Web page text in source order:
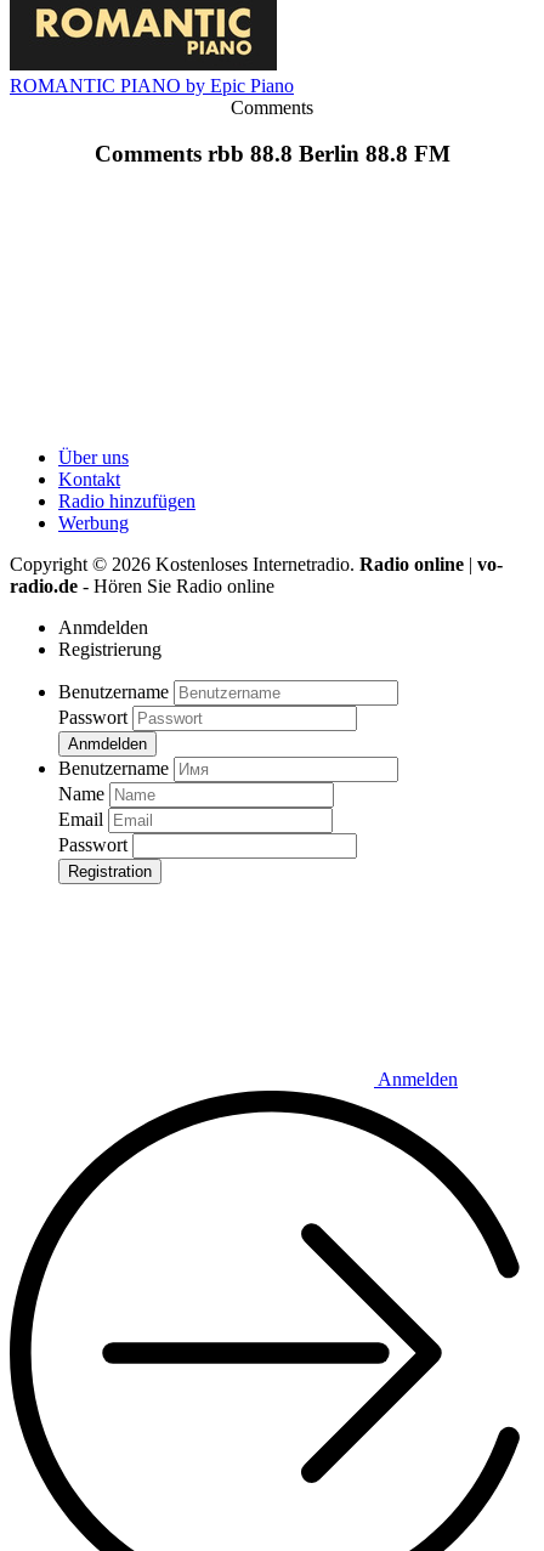
ROMANTIC PIANO by Epic Piano
Comments
Comments rbb 88.8 Berlin 88.8 FM
Über uns
Kontakt
Radio hinzufügen
Werbung
Copyright © 2026 Kostenloses Internetradio. Radio online | vo-
radio.de - Hören Sie Radio online
Anmdelden
Registrierung
Benutzername
Passwort
Anmdelden
Benutzername
Name
Email
Passwort
Registration
Anmelden